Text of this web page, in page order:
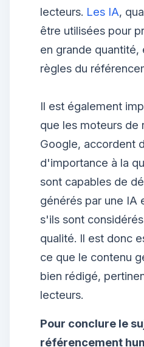
lecteurs. Les IA,
être utilisées pour
en grande quantité,
règles du
Il est également
que les moteurs de
Google, accordent
d'importance à la
sont capables de
générés par une IA
s'ils sont
qualité. Il est donc
ce que le contenu
bien rédigé,
lecteurs.
Pour conclure le
référencement